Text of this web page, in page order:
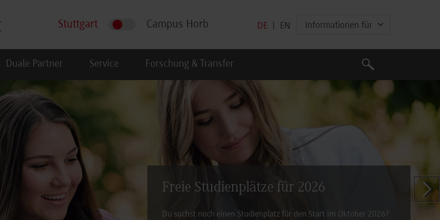
Stuttgart Campus Horb DE EN Informationen für
Duale Partner Service Forschung & Transfer
Suche
Suche
Freie Studienplätze für 2026
Du suchst noch einen Studienplatz für den Start im Oktober 2026?
Zeige